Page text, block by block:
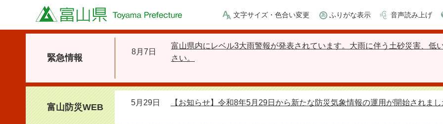
富山県 文字サイズ・色合い変更 ふりがな表示 音声読み上げ
緊急情報
8月7日
富山県内にレベル3大雨警報が発表されています。大雨に伴う土砂災害、低
さい。
富山防災WEB 5月29日 【お知らせ】令和8年5月29日から新たな防災気象情報の運用が開始されま